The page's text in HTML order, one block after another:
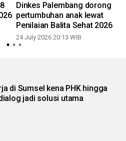
Dinkes Palembang dorong
pertumbuhan anak lewat
Penilaian Balita Sehat 2026
24 July 2026 20:13 WIB
di Sumsel kena PHK hingga
jadi solusi utama